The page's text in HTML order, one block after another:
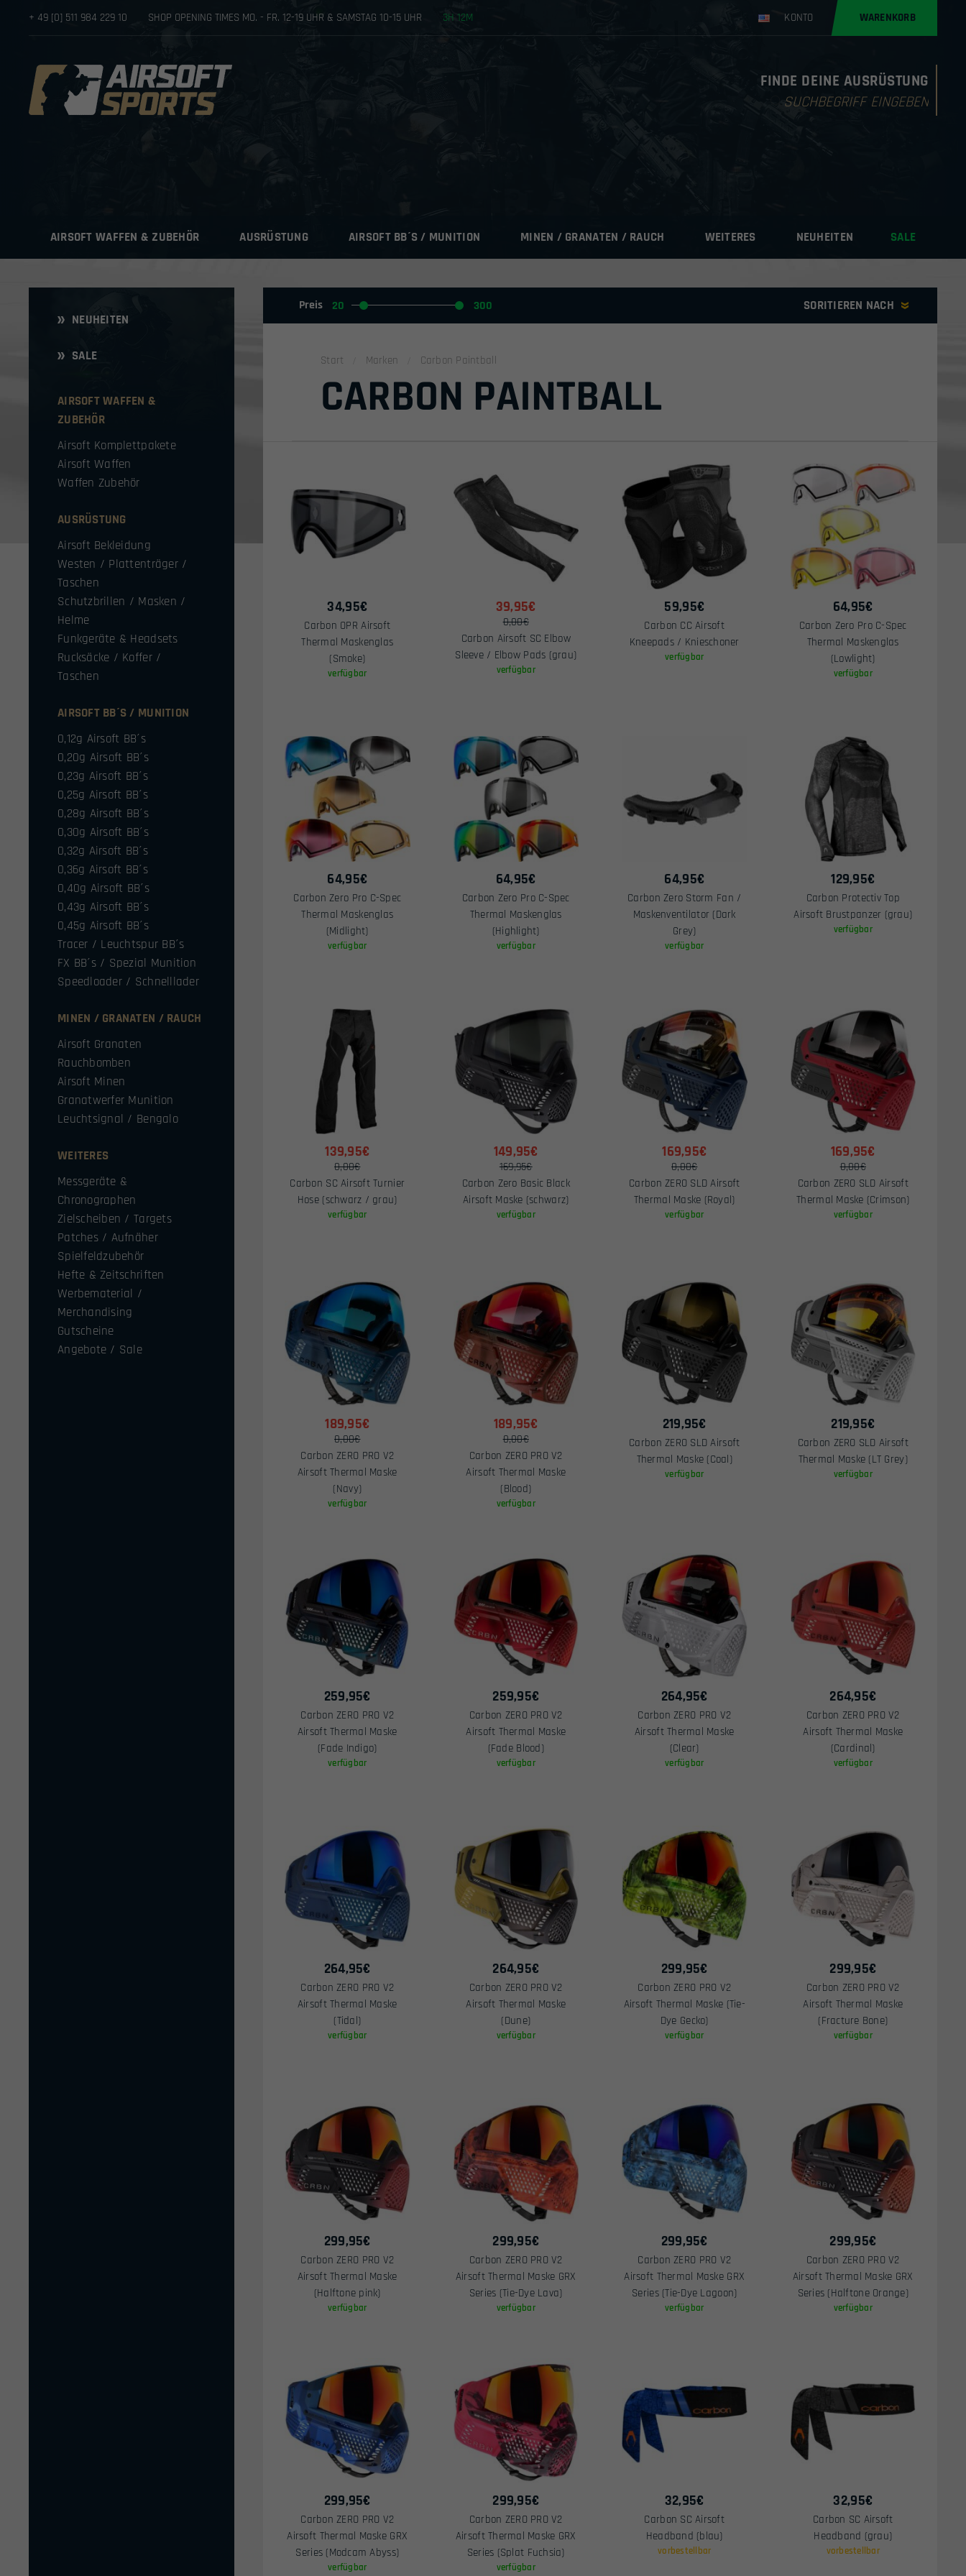
+ 49 [0] 511 984 229 10 SHOP OPENING TIMES MO. - FR. 12-19 UHR & SAMSTAG 10-15 UHR 3H 12M KONTO WARENKORB
FINDE DEINE AUSRÜSTUNG
Products
AIRSOFT WAFFEN & ZUBEHÖR AUSRÜSTUNG AIRSOFT BB´S / MUNITION MINEN / GRANATEN / RAUCH WEITERES NEUHEITEN SALE
NEUHEITEN
SALE
AIRSOFT WAFFEN &
ZUBEHÖR
Airsoft Komplettpakete
Airsoft Waffen
Waffen Zubehör
AUSRÜSTUNG
Airsoft Bekleidung
Westen / Plattenträger /
Taschen
Schutzbrillen / Masken /
Helme
Funkgeräte & Headsets
Rucksäcke / Koffer /
Taschen
AIRSOFT BB´S / MUNITION
0,12g Airsoft BB´s
0,20g Airsoft BB´s
0,23g Airsoft BB´s
0,25g Airsoft BB´s
0,28g Airsoft BB´s
0,30g Airsoft BB´s
0,32g Airsoft BB´s
0,36g Airsoft BB´s
0,40g Airsoft BB´s
0,43g Airsoft BB´s
0,45g Airsoft BB´s
Tracer / Leuchtspur BB´s
FX BB´s / Spezial Munition
Speedloader / Schnelllader
MINEN / GRANATEN / RAUCH
Airsoft Granaten
Rauchbomben
Airsoft Minen
Granatwerfer Munition
Leuchtsignal / Bengalo
WEITERES
Messgeräte &
Chronographen
Zielscheiben / Targets
Patches / Aufnäher
Spielfeldzubehör
Hefte & Zeitschriften
Werbematerial /
Merchandising
Gutscheine
Angebote / Sale
SORITIEREN NACH
Preis
Start Marken Carbon Paintball
CARBON PAINTBALL
34,95€
Carbon OPR Airsoft
Thermal Maskenglas
(Smoke)
verfügbar
39,95€
0,00€
Carbon Airsoft SC Elbow
Sleeve / Elbow Pads (grau)
verfügbar
59,95€
Carbon CC Airsoft
Kneepads / Knieschoner
verfügbar
64,95€
Carbon Zero Pro C-Spec
Thermal Maskenglas
(Lowlight)
verfügbar
64,95€
Carbon Zero Pro C-Spec
Thermal Maskenglas
(Midlight)
verfügbar
64,95€
Carbon Zero Pro C-Spec
Thermal Maskenglas
(Highlight)
verfügbar
64,95€
Carbon Zero Storm Fan /
Maskenventilator (Dark
Grey)
verfügbar
129,95€
Carbon Protectiv Top
Airsoft Brustpanzer (grau)
verfügbar
139,95€
0,00€
Carbon SC Airsoft Turnier
Hose (schwarz / grau)
verfügbar
149,95€
169,95€
Carbon Zero Basic Black
Airsoft Maske (schwarz)
verfügbar
169,95€
0,00€
Carbon ZERO SLD Airsoft
Thermal Maske (Royal)
verfügbar
169,95€
0,00€
Carbon ZERO SLD Airsoft
Thermal Maske (Crimson)
verfügbar
189,95€
0,00€
Carbon ZERO PRO V2
Airsoft Thermal Maske
(Navy)
verfügbar
189,95€
0,00€
Carbon ZERO PRO V2
Airsoft Thermal Maske
(Blood)
verfügbar
219,95€
Carbon ZERO SLD Airsoft
Thermal Maske (Coal)
verfügbar
219,95€
Carbon ZERO SLD Airsoft
Thermal Maske (LT Grey)
verfügbar
259,95€
Carbon ZERO PRO V2
Airsoft Thermal Maske
(Fade Indigo)
verfügbar
259,95€
Carbon ZERO PRO V2
Airsoft Thermal Maske
(Fade Blood)
verfügbar
264,95€
Carbon ZERO PRO V2
Airsoft Thermal Maske
(Clear)
verfügbar
264,95€
Carbon ZERO PRO V2
Airsoft Thermal Maske
(Cardinal)
verfügbar
264,95€
Carbon ZERO PRO V2
Airsoft Thermal Maske
(Tidal)
verfügbar
264,95€
Carbon ZERO PRO V2
Airsoft Thermal Maske
(Dune)
verfügbar
299,95€
Carbon ZERO PRO V2
Airsoft Thermal Maske (Tie-
Dye Gecko)
verfügbar
299,95€
Carbon ZERO PRO V2
Airsoft Thermal Maske
(Fracture Bone)
verfügbar
299,95€
Carbon ZERO PRO V2
Airsoft Thermal Maske
(Halftone pink)
verfügbar
299,95€
Carbon ZERO PRO V2
Airsoft Thermal Maske GRX
Series (Tie-Dye Lava)
verfügbar
299,95€
Carbon ZERO PRO V2
Airsoft Thermal Maske GRX
Series (Tie-Dye Lagoon)
verfügbar
299,95€
Carbon ZERO PRO V2
Airsoft Thermal Maske GRX
Series (Halftone Orange)
verfügbar
299,95€
Carbon ZERO PRO V2
Airsoft Thermal Maske GRX
Series (Modcam Abyss)
verfügbar
299,95€
Carbon ZERO PRO V2
Airsoft Thermal Maske GRX
Series (Splat Fuchsia)
verfügbar
32,95€
Carbon SC Airsoft
Headband (blau)
vorbestellbar
32,95€
Carbon SC Airsoft
Headband (grau)
vorbestellbar